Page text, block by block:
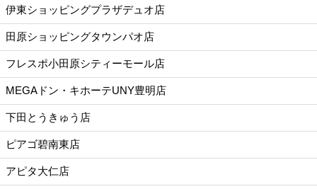
伊東ショッピングプラザデュオ店
田原ショッピングタウンパオ店
フレスポ小田原シティーモール店
MEGAドン・キホーテUNY豊明店
下田とうきゅう店
ピアゴ碧南東店
アピタ大仁店